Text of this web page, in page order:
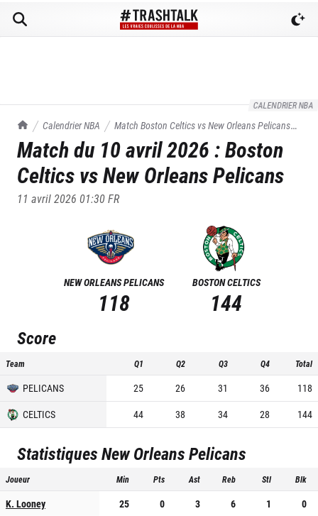
CALENDRIER NBA
TrashTalk Actu NBA
Calendrier NBA Match Boston Celtics vsNew Orleans Pelicans
du 10/04/2026
Match du 10 avril 2026 :Boston
Celtics vsNew Orleans Pelicans
11 avril 2026 01:30FR
NEW ORLEANS PELICANS
118
BOSTON CELTICS
144
Score
Team Q1 Q2 Q3 Q4 Total
PELICANS 25 26 31 36
118
CELTICS
44 38 34 28 144
StatistiquesNew Orleans Pelicans
Joueur Min Pts Ast Reb Stl Blk
K. Looney 25 0 3 6 1
0